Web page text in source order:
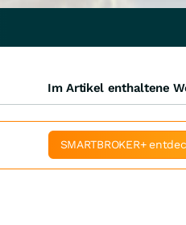
Im Artikel enthaltene
SMARTBROKER+